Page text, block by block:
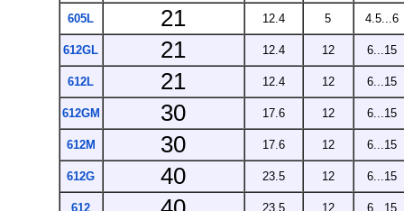
605L 21 12.4 5 4.5...6
612GL 21 12.4 12 6...15
612L 21 12.4 12 6...15
612GM 30 17.6 12 6...15
612M 30 17.6 12 6...15
612G 40 23.5 12 6...15
612 23.5 12 6...15